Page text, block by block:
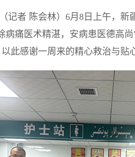
记者 陈会林）6月8日上午，
病痛医术精湛，安病患医德高
此感谢一周来的精心救治与贴